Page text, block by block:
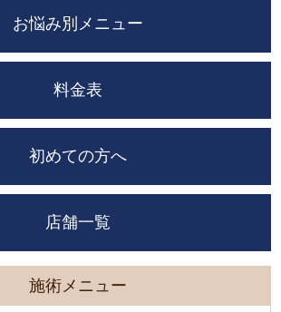
お悩み別メニュー
料金表
初めての方へ
店舗一覧
施術メニュー